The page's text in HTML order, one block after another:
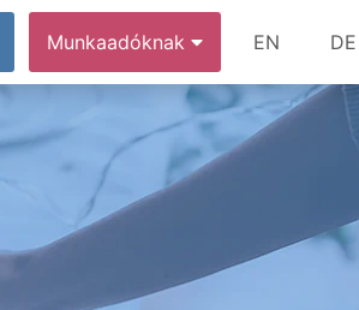
Munkaadóknak EN DE